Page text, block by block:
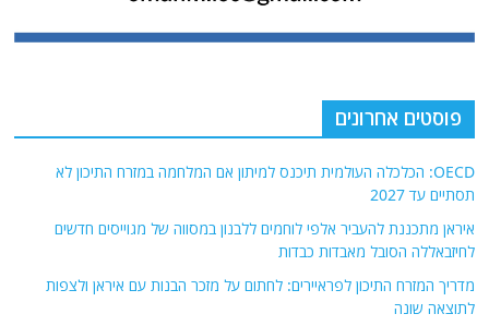
פוסטים אחרונים
OECD: הכלכלה העולמית תיכנס למיתון אם המלחמה במזרח התיכון לא
תסתיים עד 2027
איראן מתכננת להעביר אלפי לוחמים ללבנון במסווה של מגוייסים חדשים
לחיזבאללה הסובל מאבדות כבדות
מדריך המזרח התיכון לפראיירים: לחתום על מזכר הבנות עם איראן ולצפות
לתוצאה שונה